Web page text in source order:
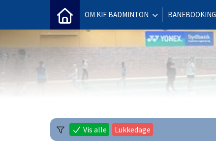
OM KIF BADMINTON BANEBOOKING
Vis alle Lukkedage